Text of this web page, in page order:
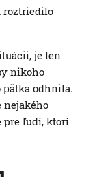
roztriedilo
je len
nikoho
odhnila.
nejakého
pre ľudí, ktorí